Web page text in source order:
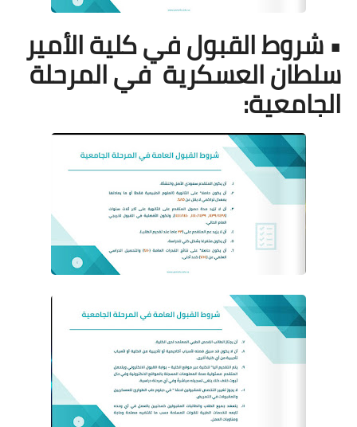
• شروط القبول في كلية الأمير
سلطان العسكريةفي المرحلة
الجامعية: